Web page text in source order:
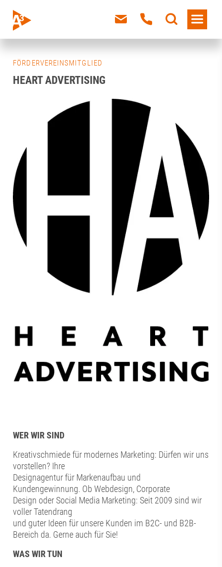
FÖRDERVEREINSMITGLIED
HEART ADVERTISING
WER WIR SIND
Kreativschmiede für modernes Marketing: Dürfen wir uns
vorstellen? Ihre
Designagentur für Markenaufbau und
Kundengewinnung. Ob Webdesign, Corporate
Design oder Social Media Marketing: Seit 2009 sind wir
voller Tatendrang
und guter Ideen für unsere Kunden im B2C- und B2B-
Bereich da. Gerne auch für Sie!
WAS WIR TUN